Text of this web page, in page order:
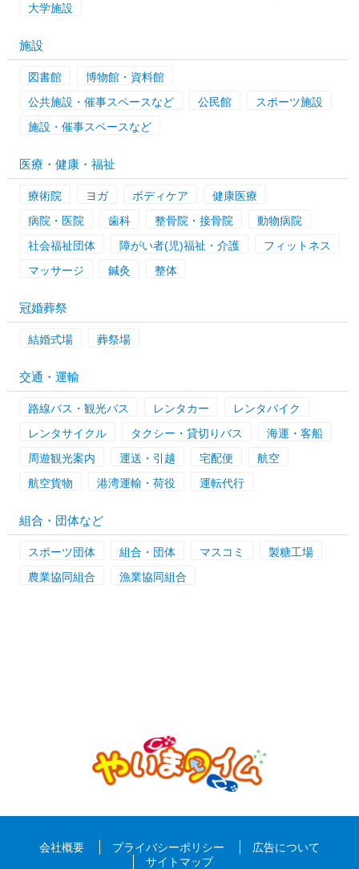
大学施設
施設
図書館
博物館・資料館
公共施設・催事スペースなど
公民館
スポーツ施設
施設・催事スペースなど
医療・健康・福祉
療術院 ヨガ ボディケア
健康医療
病院・医院
歯科 整骨院・接骨院
動物病院
社会福祉団体
障がい者(児)福祉・介護
フィットネス
マッサージ
鍼灸 整体
冠婚葬祭
結婚式場 葬祭場
交通・運輸
路線バス・観光バス レンタカー
レンタバイク
レンタサイクル
タクシー・貸切りバス
海運・客船
周遊観光案内
運送・引越 宅配便
航空
航空貨物
港湾運輸・荷役 運転代行
組合・団体など
スポーツ団体 組合・団体 マスコミ
製糖工場
農業協同組合
漁業協同組合
会社概要 プライバシーポリシー
広告について
サイトマップ